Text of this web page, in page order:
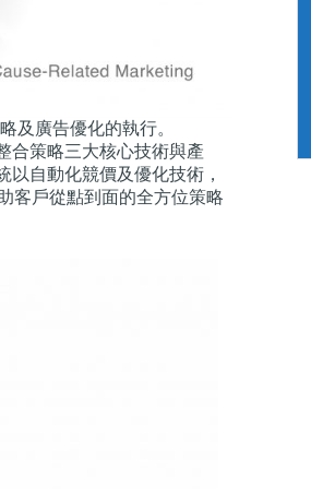
及廣告優化的執行。
合策略三大核心技術與產
自動化競價及優化技術，
客戶從點到面的全方位策略